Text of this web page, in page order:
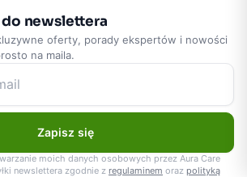
do newslettera
oferty, porady ekspertów i nowości
na maila.
Zapisz się
moich danych osobowych przez Aura Care
newslettera zgodnie z regulaminem oraz polityką